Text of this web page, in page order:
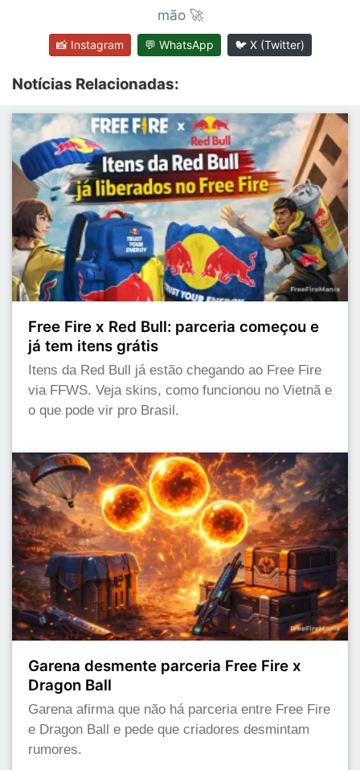
mão 🚀
📸 Instagram 💬 WhatsApp 🐦 X (Twitter)
Notícias Relacionadas:
Free Fire x Red Bull: parceria começou e
já tem itens grátis
Itens da Red Bull já estão chegando ao Free Fire
via FFWS. Veja skins, como funcionou no Vietnã e
o que pode vir pro Brasil.
Garena desmente parceria Free Fire x
Dragon Ball
Garena afirma que não há parceria entre Free Fire
e Dragon Ball e pede que criadores desmintam
rumores.